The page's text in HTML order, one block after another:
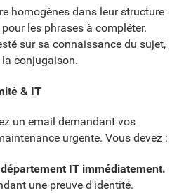
homogènes dans leur structure
les phrases à compléter.
sur sa connaissance du sujet,
conjugaison.
& IT
un email demandant vos
urgente. Vous devez :
IT immédiatement.
une preuve d'identité.